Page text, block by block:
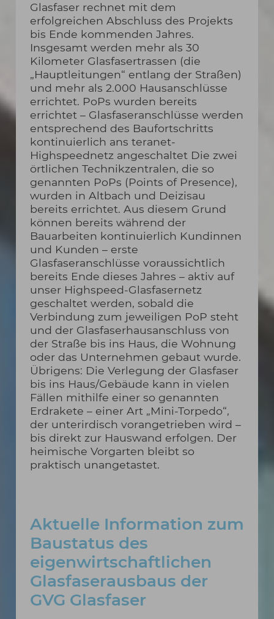
Glasfaser rechnet mit dem
erfolgreichen Abschluss des Projekts
bis Ende kommenden Jahres.
Insgesamt werden mehr als 30
Kilometer Glasfasertrassen (die
„Hauptleitungen“ entlang der Straßen)
und mehr als 2.000 Hausanschlüsse
errichtet. PoPs wurden bereits
errichtet – Glasfaseranschlüsse werden
entsprechend des Baufortschritts
kontinuierlich ans teranet-
Highspeednetz angeschaltet Die zwei
örtlichen Technikzentralen, die so
genannten PoPs (Points of Presence),
wurden in Altbach und Deizisau
bereits errichtet. Aus diesem Grund
können bereits während der
Bauarbeiten kontinuierlich Kundinnen
und Kunden – erste
Glasfaseranschlüsse voraussichtlich
bereits Ende dieses Jahres – aktiv auf
unser Highspeed-Glasfasernetz
geschaltet werden, sobald die
Verbindung zum jeweiligen PoP steht
und der Glasfaserhausanschluss von
der Straße bis ins Haus, die Wohnung
oder das Unternehmen gebaut wurde.
Übrigens: Die Verlegung der Glasfaser
bis ins Haus/Gebäude kann in vielen
Fällen mithilfe einer so genannten
Erdrakete – einer Art „Mini-Torpedo“,
der unterirdisch vorangetrieben wird –
bis direkt zur Hauswand erfolgen. Der
heimische Vorgarten bleibt so
praktisch unangetastet.
Aktuelle Information zum
Baustatus des
eigenwirtschaftlichen
Glasfaserausbaus der
GVG Glasfaser